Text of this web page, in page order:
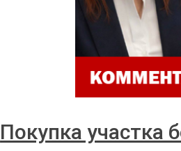
Покупка участка